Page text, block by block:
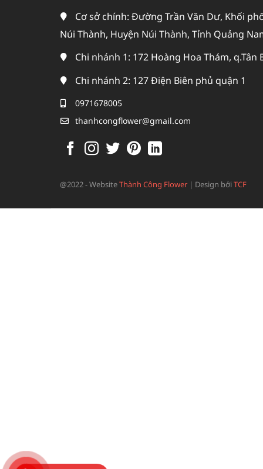
Cơ sở chính: Đường Trần Văn Dư, Khối
Núi Thành, Huyện Núi Thành, Tỉnh Quảng
Chi nhánh 1: 172 Hoàng Hoa Thám, q.Tân
Chi nhánh 2: 127 Điện Biên phủ quận 1
0971678005
thanhcongflower@gmail.com
@2022 - WebsiteThành Công Flower | Design bởiTCF